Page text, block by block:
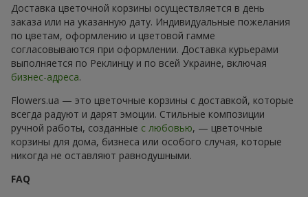
Доставка цветочной корзины осуществляется в день
заказа или на указанную дату. Индивидуальные пожелания
по цветам, оформлению и цветовой гамме
согласовываются при оформлении. Доставка курьерами
выполняется по Реклинцу и по всей Украине, включая
бизнес-адреса.
Flowers.ua — это цветочные корзины с доставкой, которые
всегда радуют и дарят эмоции. Стильные композиции
ручной работы, созданные с любовью, — цветочные
корзины для дома, бизнеса или особого случая, которые
никогда не оставляют равнодушными.
FAQ